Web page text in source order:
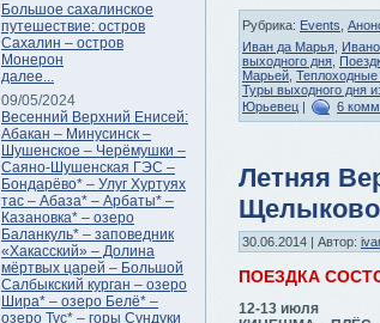
Большое сахалинское
путешествие: остров
Сахалин – остров
Монерон
далее...
09/05/2024
Весенний Верхний Енисей:
Абакан – Минусинск –
Шушенское – Черёмушки –
Саяно-Шушенская ГЭС –
Бондарёво* – Улуг Хуртуях
тас – Абаза* – Арбаты* –
Казановка* – озеро
Баланкуль* – заповедник
«Хакасский» – Долина
мёртвых царей – Большой
Салбыкский курган – озеро
Шира* – озеро Белё* –
озеро Тус* – горы Сундуки
Рубрика: Events
Иван да Марья
выходного дня
Марьей
Туры выходного дня
Юрьевец | 6
Летняя
Щелыково
30.06.2014 | Автор:
ПОЕЗДКА
12-13 июля